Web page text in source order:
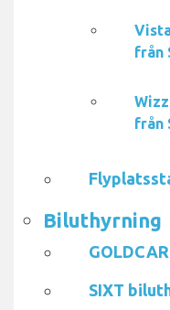
från
från
Biluthyrning
SIXT